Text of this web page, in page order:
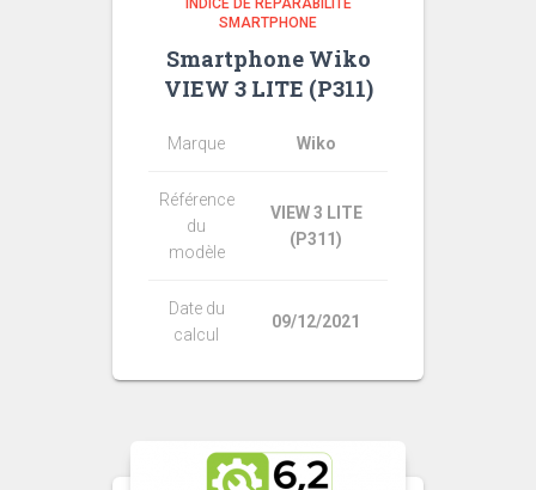
INDICE DE RÉPARABILITÉ
SMARTPHONE
Smartphone Wiko
VIEW 3 LITE (P311)
Marque Wiko
Référence
du
modèle
VIEW 3 LITE
(P311)
Date du
calcul
09/12/2021